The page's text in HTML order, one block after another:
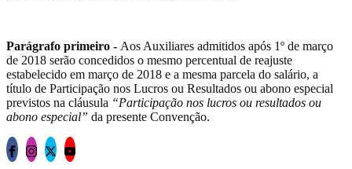
Parágrafo primeiro - Aos Auxiliares admitidos após 1º de março
de 2018 serão concedidos o mesmo percentual de reajuste
estabelecido em março de 2018 e a mesma parcela do salário, a
título de Participação nos Lucros ou Resultados ou abono especial
previstos na cláusula “Participação nos lucros ou resultados ou
abono especial” da presente Convenção.